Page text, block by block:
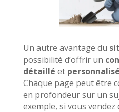
Un autre avantage du
possibilité d’offrir un
détaillé et personnalisé
Chaque page peut être
en profondeur sur un
exemple, si vous